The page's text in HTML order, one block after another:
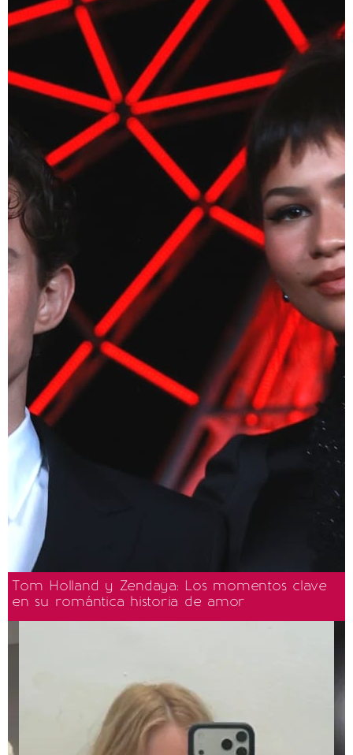
Tom Holland y Zendaya: Los momentos clave
en su romántica historia de amor